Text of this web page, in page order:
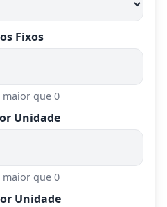
Fixos
maior que 0
Unidade
maior que 0
Unidade